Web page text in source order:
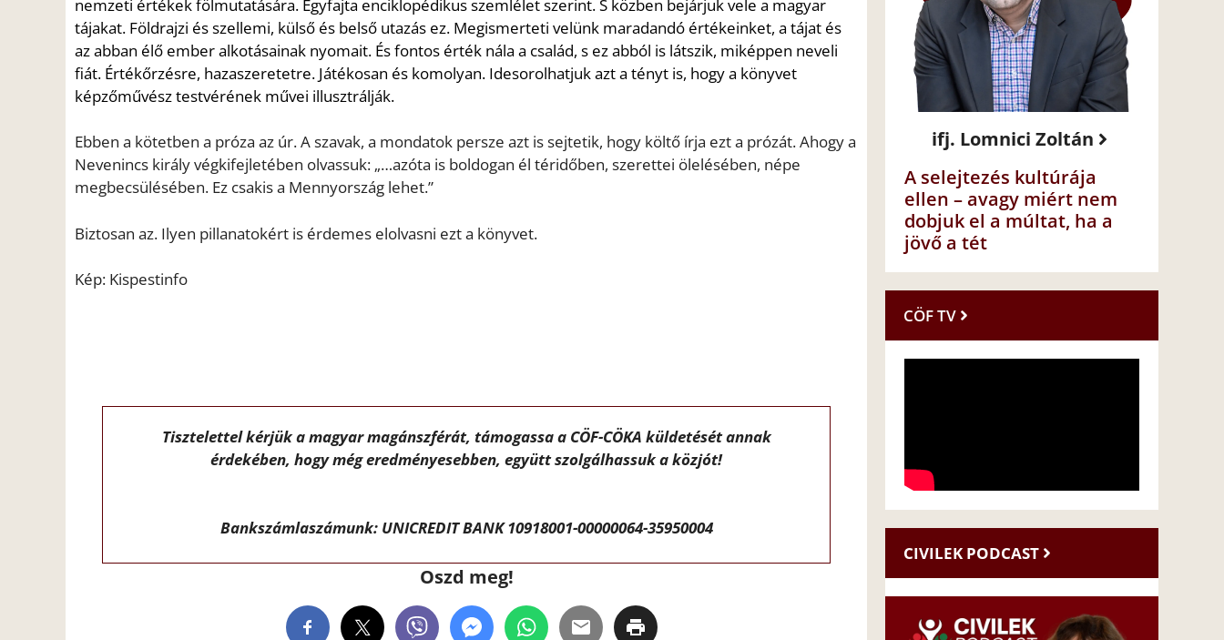
nemzeti értékek fölmutatására. Egyfajta enciklopédikus szemlélet szerint. S közben bejárjukvele a magyar
tájakat. Földrajzi és szellemi, külső és belső utazás ez. Megismerteti velünk maradandó értékeinket, a tájat és
az abban élő ember alkotásainak nyomait. És fontos érték nála a család, s ez abból is látszik, miképpen neveli
fiát. Értékőrzésre, hazaszeretetre. Játékosan és komolyan. Idesorolhatjuk azt a tényt is, hogy a könyvet
képzőművész testvérének művei illusztrálják.
Ebben a kötetben a próza az úr. A szavak, a mondatok persze azt is sejtetik, hogy költő írja ezt a prózát. Ahogy a
Nevenincs királyvégkifejletében olvassuk: „…azóta is boldogan él téridőben, szerettei ölelésében, népe
megbecsülésében. Ez csakis a Mennyország lehet.”
Biztosan az. Ilyen pillanatokért is érdemes elolvasni ezt a könyvet.
Kép: Kispestinfo
Tisztelettel kérjük a magyar magánszférát, támogassa a CÖF-CÖKA küldetését annak
érdekében, hogy még eredményesebben, együtt szolgálhassuk a közjót!
Bankszámlaszámunk: UNICREDIT BANK 10918001-00000064-35950004
Oszd meg!
ifj. Lomnici Zoltán
A selejtezés kultúrája
ellen – avagy miért nem
dobjuk el a múltat, ha a
jövő a tét
CÖF TV
CIVILEK PODCAST